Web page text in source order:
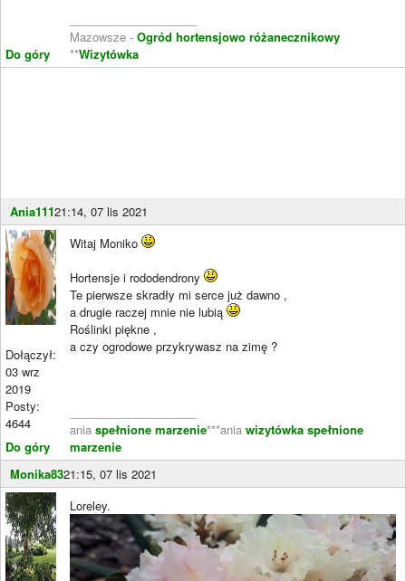
Do góry
Mazowsze - Ogród hortensjowo różanecznikowy
**Wizytówka
Ania11121:14, 07 lis 2021
Dołączył:
03 wrz
2019
Posty:
4644
Do góry
Witaj Moniko
Hortensje i rododendrony
Te pierwsze skradły mi serce już dawno ,
a drugie raczej mnie nie lubią
Roślinki piękne ,
a czy ogrodowe przykrywasz na zimę ?
ania spełnione marzenie***ania wizytówka spełnione
marzenie
Monika8321:15, 07 lis 2021
Loreley.